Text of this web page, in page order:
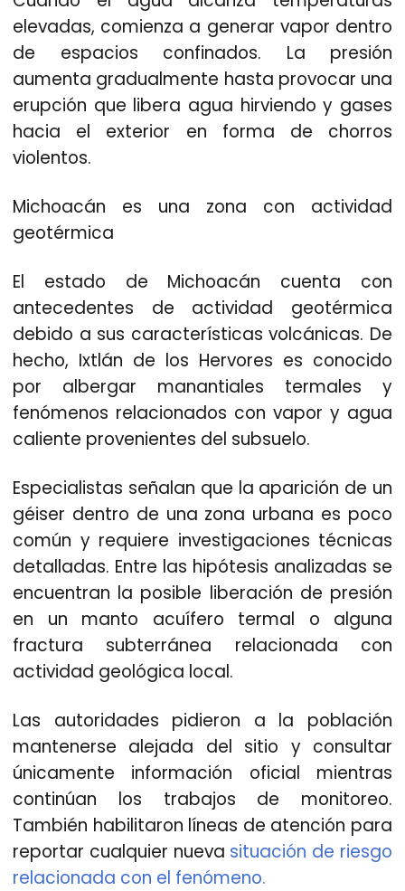
elevadas, comienza a generar vapor dentro
de espacios confinados. La presión
aumenta gradualmente hasta provocar una
erupción que libera agua hirviendo y gases
hacia el exterior en forma de chorros
violentos.
Michoacán es una zona con actividad
geotérmica
El estado de Michoacán cuenta con
antecedentes de actividad geotérmica
debido a sus características volcánicas. De
hecho, Ixtlán de los Hervores es conocido
por albergar manantiales termales y
fenómenos relacionados con vapor y agua
caliente provenientes del subsuelo.
Especialistas señalan que la aparición de un
géiser dentro de una zona urbana es poco
común y requiere investigaciones técnicas
detalladas. Entre las hipótesis analizadas se
encuentran la posible liberación de presión
en un manto acuífero termal o alguna
fractura subterránea relacionada con
actividad geológica local.
Las autoridades pidieron a la población
mantenerse alejada del sitio y consultar
únicamente información oficial mientras
continúan los trabajos de monitoreo.
También habilitaron líneas de atención para
reportar cualquier nueva situación de riesgo
relacionada con el fenómeno.